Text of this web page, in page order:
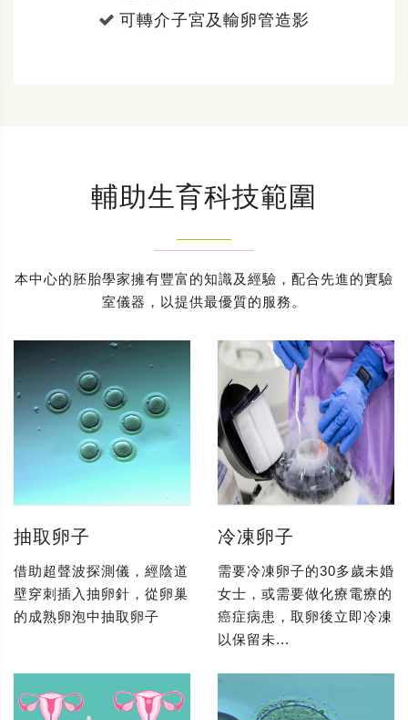
可轉介子宮及輸卵管造影
輔助生育科技範圍
本中心的胚胎學家擁有豐富的知識及經驗，配合先進的實驗
室儀器，以提供最優質的服務。
抽取卵子
借助超聲波探測儀，經陰道
壁穿刺插入抽卵針，從卵巢
的成熟卵泡中抽取卵子
冷凍卵子
需要冷凍卵子的30多歲未婚
女士，或需要做化療電療的
癌症病患，取卵後立即冷凍
以保留未...